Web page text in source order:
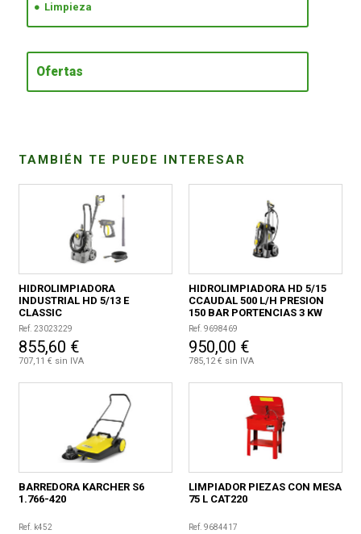
Limpieza
Ofertas
TAMBIÉN TE PUEDE INTERESAR
HIDROLIMPIADORA
INDUSTRIAL HD 5/13 E
CLASSIC
Ref. 23023229
855,60 €
707,11 € sin IVA
HIDROLIMPIADORA HD 5/15
CCAUDAL 500 L/H PRESION
150 BAR PORTENCIAS 3 KW
Ref. 9698469
950,00 €
785,12 € sin IVA
BARREDORA KARCHER S6
1.766-420
Ref. k452
LIMPIADOR PIEZAS CON MESA
75 L CAT220
Ref. 9684417